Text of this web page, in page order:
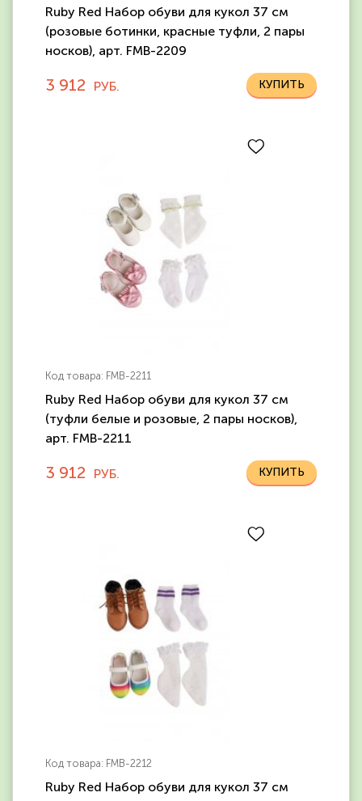
Ruby Red Набор обуви для кукол 37 см
(розовые ботинки, красные туфли, 2 пары
носков), арт. FMB-2209
3 912 РУБ.
Код товара: FMB-2211
Ruby Red Набор обуви для кукол 37 см
(туфли белые и розовые, 2 пары носков),
арт. FMB-2211
3 912 РУБ.
Код товара: FMB-2212
Ruby Red Набор обуви для кукол 37 см